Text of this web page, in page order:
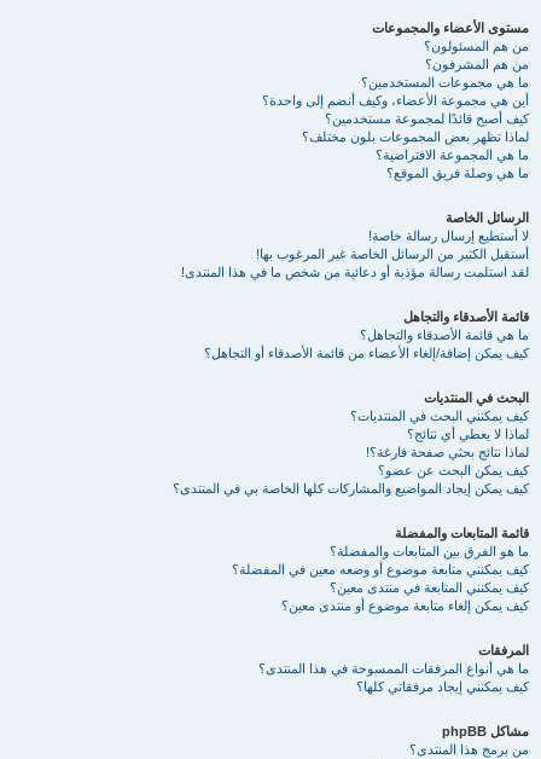
مستوى الأعضاء والمجموعات
من هم المسئولون؟
من هم المشرفون؟
ما هي مجموعات المستخدمين؟
أين هي مجموعة الأعضاء، وكيف أنضم إلى واحدة؟
كيف أصبح قائدًا لمجموعة مستخدمين؟
لماذا تظهر بعض المجموعات بلون مختلف؟
ما هي المجموعة الافتراضية؟
ما هي وصلة فريق الموقع؟
الرسائل الخاصة
لا أستطيع إرسال رسالة خاصة!
أستقبل الكثير من الرسائل الخاصة غير المرغوب بها!
لقد استلمت رسالة مؤذية أو دعائية من شخص ما في هذا المنتدى!
قائمة الأصدقاء والتجاهل
ما هي قائمة الأصدقاء والتجاهل؟
كيف يمكن إضافة/إلغاء الأعضاء من قائمة الأصدقاء أو التجاهل؟
البحث في المنتديات
كيف يمكنني البحث في المنتديات؟
لماذا لا يعطي أي نتائج؟
لماذا نتائج بحثي صفحة فارغة؟!
كيف يمكن البحث عن عضو؟
كيف يمكن إيجاد المواضيع والمشاركات كلها الخاصة بي في المنتدى؟
قائمة المتابعات والمفضلة
ما هو الفرق بين المتابعات والمفضلة؟
كيف يمكنني متابعة موضوع أو وضعه معين في المفضلة؟
كيف يمكنني المتابعة في منتدى معين؟
كيف يمكن إلغاء متابعة موضوع أو منتدى معين؟
المرفقات
ما هي أنواع المرفقات الممسوحة في هذا المنتدى؟
كيف يمكنني إيجاد مرفقاتي كلها؟
مشاكل phpBB
من برمج هذا المنتدى؟